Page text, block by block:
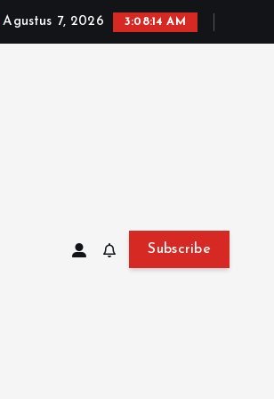
Agustus 7, 2026 3:08:16 AM
Subscribe